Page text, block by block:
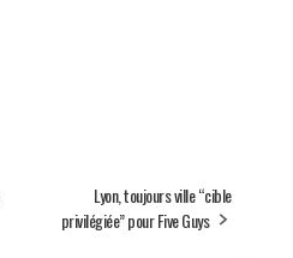
Lyon, toujours ville “cible
privilégiée” pour Five Guys